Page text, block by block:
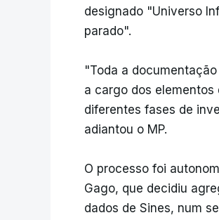
designado "Universo
parado".
"Toda a
a cargo dos elementos
diferentes fases de
adiantou o MP.
O processo foi
Gago, que decidiu
dados de Sines, num